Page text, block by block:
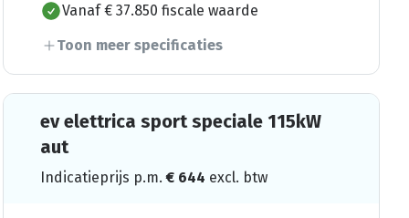
Vanaf € 37.850 fiscale waarde
Toon meer specificaties
ev elettrica sport speciale 115kW
aut
Indicatieprijs p.m.€ 644 excl. btw